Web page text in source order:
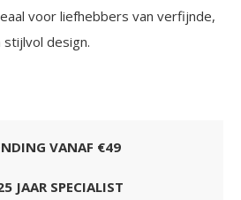
voor liefhebbers van verfijnde,
design.
VANAF €49
JAAR SPECIALIST